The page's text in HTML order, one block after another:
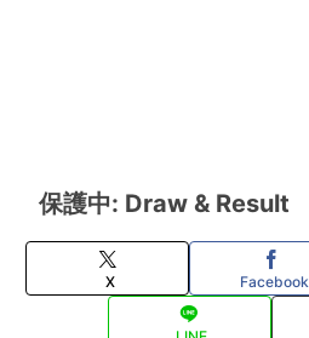
保護中: Draw & Result
X Facebook